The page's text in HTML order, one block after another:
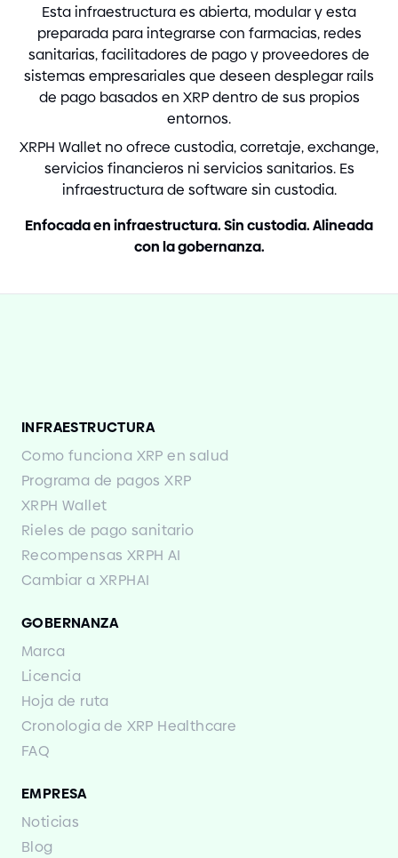
Esta infraestructura es abierta, modular y esta
preparada para integrarse con farmacias, redes
sanitarias, facilitadores de pago y proveedores de
sistemas empresariales que deseen desplegar rails
de pago basados en XRP dentro de sus propios
entornos.
XRPH Wallet no ofrece custodia, corretaje, exchange,
servicios financieros ni servicios sanitarios. Es
infraestructura de software sin custodia.
Enfocada en infraestructura. Sin custodia. Alineada
con la gobernanza.
INFRAESTRUCTURA
Como funciona XRP en salud
Programa de pagos XRP
XRPH Wallet
Rieles de pago sanitario
Recompensas XRPH AI
Cambiar a XRPHAI
GOBERNANZA
Marca
Licencia
Hoja de ruta
Cronologia de XRP Healthcare
FAQ
EMPRESA
Noticias
Blog